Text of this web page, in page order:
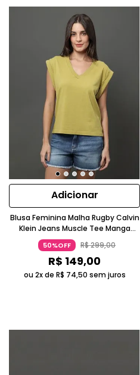
Adicionar
Blusa Feminina Malha Rugby Calvin
Klein Jeans Muscle Tee Manga
Curta Amarelo Claro
50%OFF R$299,00
R$ 149,00
ou 2x de R$ 74,50 sem juros